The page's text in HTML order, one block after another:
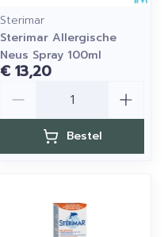
Sterimar
Sterimar Allergische
Neus Spray 100ml
€ 13,20
Bestel